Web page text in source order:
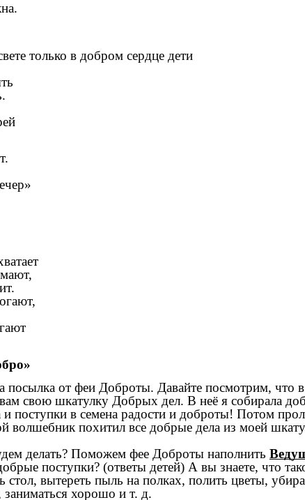
только в добром сердце дети
посылка от феи Доброты. Давайте посмотрим, что
свою шкатулку Добрых дел. В неё я собирала
поступки в семена радости и доброты! Потом
похитил все добрые дела из моей
делать? Поможем фее Доброты наполнить
поступки? (ответы детей) А вы знаете, что
стол, вытереть пыль на полках, полить цветы,
хорошо и т. д.